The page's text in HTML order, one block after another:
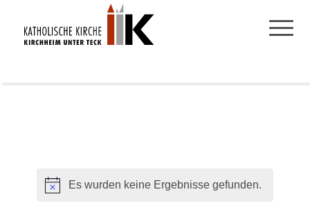
Hinweis
Es wurden keine Ergebnisse gefunden.